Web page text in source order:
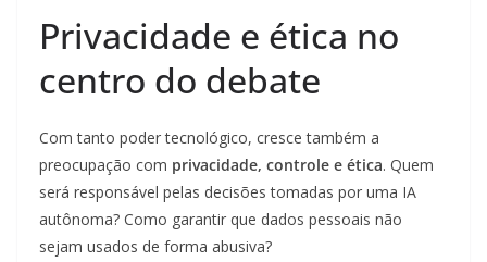
Privacidade e ética no
centro do debate
Com tanto poder tecnológico, cresce também a
preocupação com privacidade, controle e ética. Quem
será responsável pelas decisões tomadas por uma IA
autônoma? Como garantir que dados pessoais não
sejam usados de forma abusiva?